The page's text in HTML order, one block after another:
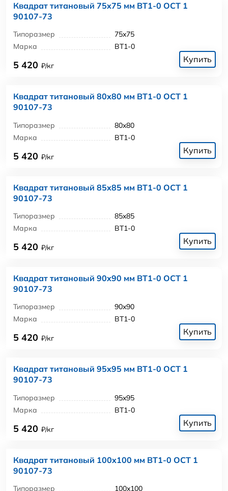
Квадрат титановый 75x75 мм ВТ1-0 ОСТ 1
90107-73
Типоразмер
75x75
Марка
ВТ1-0
5 420 ₽/кг
Купить
Квадрат титановый 80x80 мм ВТ1-0 ОСТ 1
90107-73
Типоразмер
80x80
Марка
ВТ1-0
5 420 ₽/кг
Купить
Квадрат титановый 85x85 мм ВТ1-0 ОСТ 1
90107-73
Типоразмер
85x85
Марка
ВТ1-0
5 420 ₽/кг
Купить
Квадрат титановый 90x90 мм ВТ1-0 ОСТ 1
90107-73
Типоразмер
90x90
Марка
ВТ1-0
5 420 ₽/кг
Купить
Квадрат титановый 95x95 мм ВТ1-0 ОСТ 1
90107-73
Типоразмер
95x95
Марка
ВТ1-0
5 420 ₽/кг
Купить
Квадрат титановый 100x100 мм ВТ1-0 ОСТ 1
90107-73
Типоразмер
100x100